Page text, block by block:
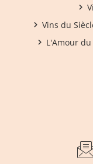
Vins du
L'Amour